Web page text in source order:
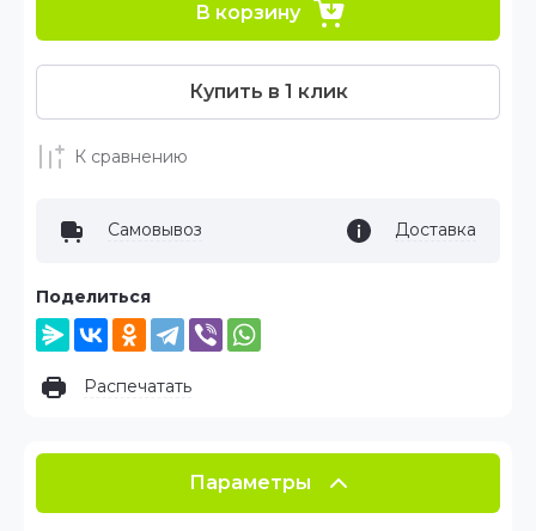
В корзину
Купить в 1 клик
К сравнению
Самовывоз Доставка
Поделиться
Распечатать
Параметры